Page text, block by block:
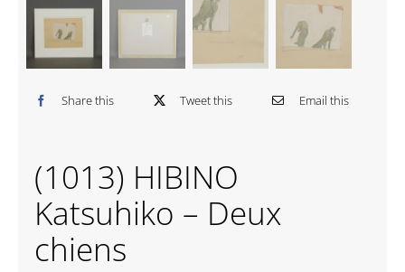
Contactez-nous
Share this Tweet this Email this
(1013) HIBINO
Katsuhiko – Deux
chiens